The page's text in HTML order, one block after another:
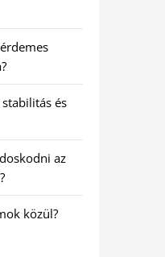
és
az
közül?